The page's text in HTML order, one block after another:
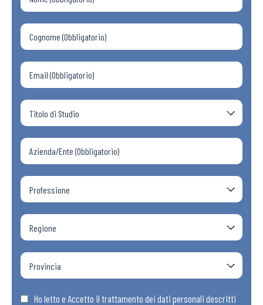
Ho letto e Accetto il trattamento dei dati personali descritti